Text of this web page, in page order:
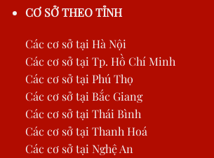
CƠ SỞ THEO TỈNH
Các cơ sở tại Hà Nội
Các cơ sở tại Tp. Hồ Chí Minh
Các cơ sở tại Phú Thọ
Các cơ sở tại Bắc Giang
Các cơ sở tại Thái Bình
Các cơ sở tại Thanh Hoá
Các cơ sở tại Nghệ An